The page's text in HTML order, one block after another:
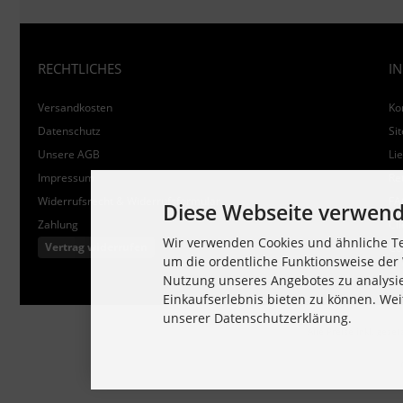
RECHTLICHES
Versandkosten
Datenschutz
Unsere AGB
Impressum
Widerrufsrecht & Widerrufsformular
Zahlung
Vertrag widerrufen
Diese Webseite
Wir verwenden Cookies und ähnliche
um die ordentliche Funktionsweise
Nutzung unseres Angebotes zu
Einkaufserlebnis bieten zu können.
unserer Datenschutzerklärung.